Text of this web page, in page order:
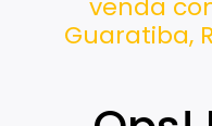
venda
Guaratiba,